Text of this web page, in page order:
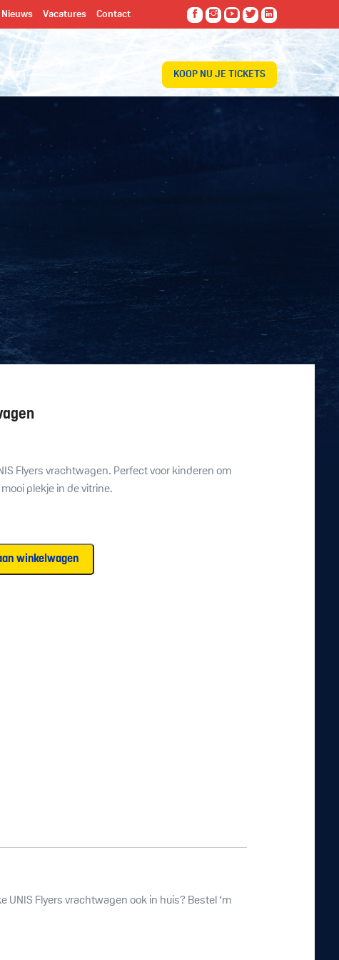
Nieuws Vacatures Contact
KOOP NU JE TICKETS
Flyers vrachtwagen. Perfect voor kinderen om
plekje in de vitrine.
winkelwagen
Flyers vrachtwagen ook in huis? Bestel ‘m